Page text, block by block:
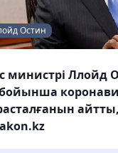
Остин
Ллойд